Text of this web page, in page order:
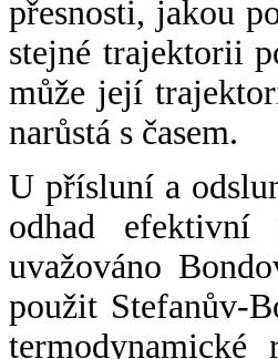
přesnosti, jakou
stejné trajektorii
může její
narůstá s časem.
U přísluní a
odhad efektivní
uvažováno
použit Stefanův-